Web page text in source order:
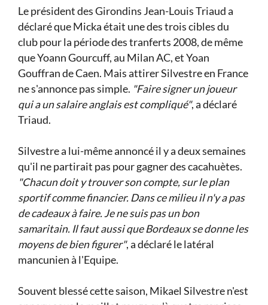
Le président des Girondins Jean-Louis Triaud a
déclaré que Micka était une des trois cibles du
club pour la période des tranferts 2008, de même
que Yoann Gourcuff, au Milan AC, et Yoan
Gouffran de Caen. Mais attirer Silvestre en France
ne s'annonce pas simple. "Faire signer un joueur
qui a un salaire anglais est compliqué", a déclaré
Triaud.
Silvestre a lui-même annoncé il y a deux semaines
qu'il ne partirait pas pour gagner des cacahuètes.
"Chacun doit y trouver son compte, sur le plan
sportif comme financier. Dans ce milieu il n'y a pas
de cadeaux à faire. Je ne suis pas un bon
samaritain. Il faut aussi que Bordeaux se donne les
moyens de bien figurer", a déclaré le latéral
mancunien à l'Equipe.
Souvent blessé cette saison, Mikael Silvestre n'est